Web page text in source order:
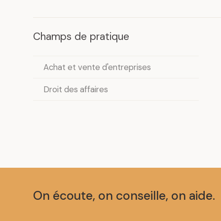
Champs de pratique
Achat et vente d'entreprises
Droit des affaires
On écoute, on conseille, on aide.